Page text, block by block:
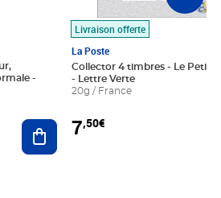
Ajouter au panier
Livraison offerte
La Poste
Collector 4 timbres - Le Petit
- Lettre Verte
20g / France
7,50€